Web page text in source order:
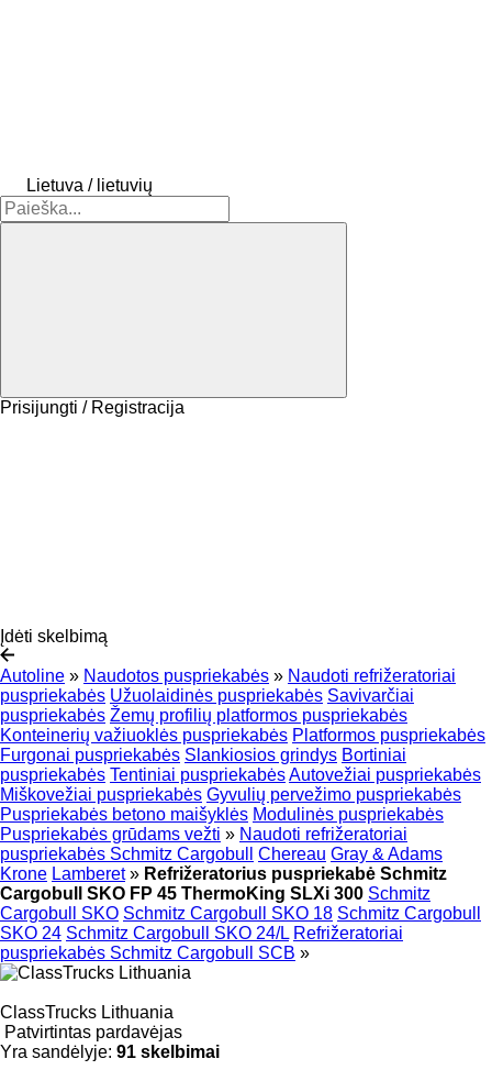
Lietuva / lietuvių
Prisijungti / Registracija
Įdėti skelbimą
Autoline » Naudotos puspriekabės » Naudoti refrižeratoriai
puspriekabės Užuolaidinės puspriekabės Savivarčiai
puspriekabės Žemų profilių platformos puspriekabės
Konteinerių važiuoklės puspriekabės Platformos puspriekabės
Furgonai puspriekabės Slankiosios grindys Bortiniai
puspriekabės Tentiniai puspriekabėsAutovežiai puspriekabės
Miškovežiai puspriekabės Gyvulių pervežimo puspriekabės
Puspriekabės betono maišyklės Modulinės puspriekabės
Puspriekabės grūdams vežti » Naudoti refrižeratoriai
puspriekabės Schmitz Cargobull
Chereau Gray & Adams
Krone Lamberet » Refrižeratorius puspriekabė Schmitz
Cargobull SKO FP 45 ThermoKing SLXi 300 Schmitz
Cargobull SKO Schmitz Cargobull SKO 18 Schmitz Cargobull
SKO 24 Schmitz Cargobull SKO 24/L Refrižeratoriai
puspriekabės Schmitz Cargobull SCB »
ClassTrucks Lithuania
Patvirtintas pardavėjas
Yra sandėlyje: 91 skelbimai